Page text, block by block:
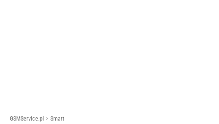
GSMService.pl Smart